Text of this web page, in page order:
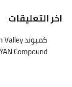
اخر التعليقات
كمبوند Dream Valley - بوابة مصر العقارية
Compound